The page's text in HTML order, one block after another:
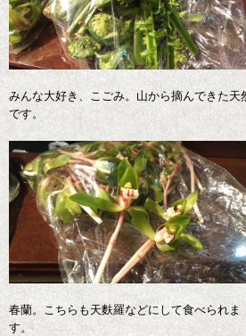
みんな大好き、こごみ。山から摘んできた天
です。
春蘭。こちらも天麩羅などにして食べられま
す。